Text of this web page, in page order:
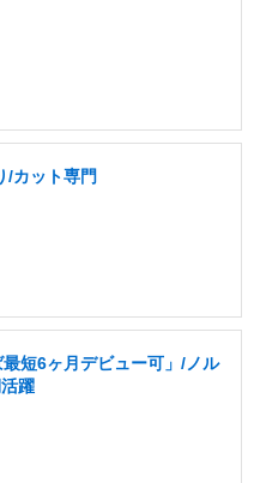
/カット専門
最短6ヶ月デビュー可」/ノル
躍